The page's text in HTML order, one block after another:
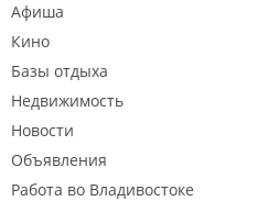
Афиша
Кино
Базы отдыха
Недвижимость
Новости
Объявления
Работа во Владивостоке